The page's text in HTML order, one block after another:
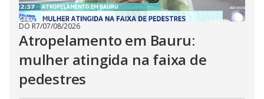
DO R7/07/08/2026
Atropelamento em Bauru:
mulher atingida na faixa de
pedestres